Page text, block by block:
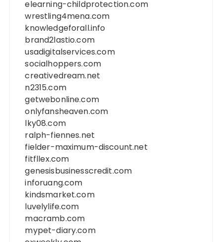
elearning-childprotection.com
wrestling4mena.com
knowledgeforall.info
brand2lastio.com
usadigitalservices.com
socialhoppers.com
creativedream.net
n2315.com
getwebonline.com
onlyfansheaven.com
lky08.com
ralph-fiennes.net
fielder-maximum-discount.net
fitfllex.com
genesisbusinesscredit.com
inforuang.com
kindsmarket.com
luvelylife.com
macramb.com
mypet-diary.com